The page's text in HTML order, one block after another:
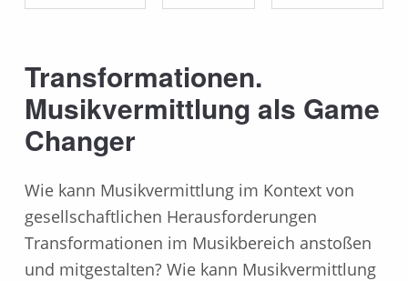
Transformationen.
Musikvermittlung als Game
Changer
Wie kann Musikvermittlung im Kontext von
gesellschaftlichen Herausforderungen
Transformationen im Musikbereich anstoßen
und mitgestalten? Wie kann Musikvermittlung